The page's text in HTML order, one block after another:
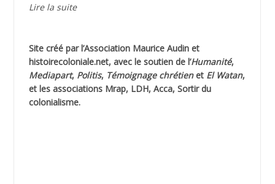
AHLOUCHE Mabrouk *
AIBLIED Ahmed
Lire la suite
Site créé par l’Association Maurice Audinet
histoirecoloniale.net, avec le soutien de l’Humanité,
Mediapart, Politis, Témoignage chrétienet El Watan,
et les associations Mrap, LDH, Acca, Sortir du
colonialisme.